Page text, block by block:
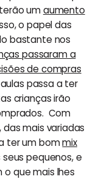
umaumento
o papel das
bastante nos
passaram a
de compras
passa a ter
crianças irão
Com
mais variadas
ter um bommix
pequenos, e
o que mais lhes